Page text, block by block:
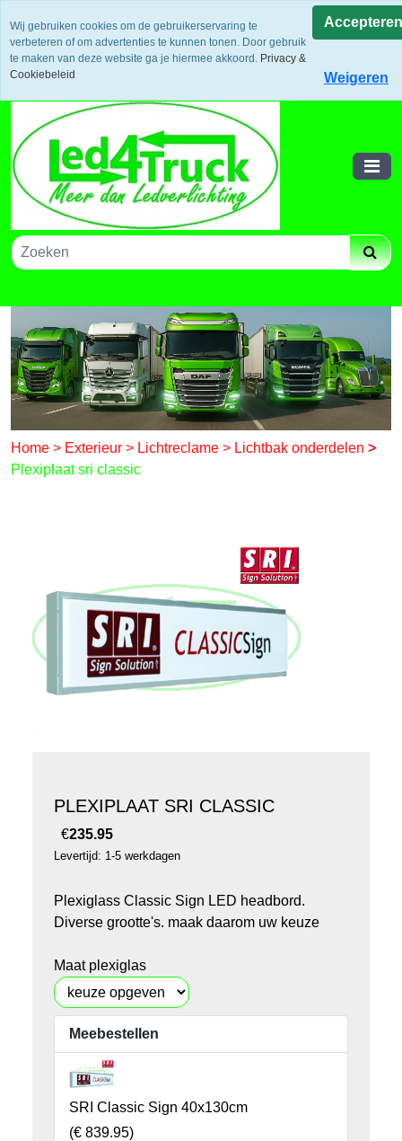
Uw voordeel: Gratis verzending vanaf €300,- in europa / 14
dagen bedenktijd en retouneren / Veilige betalingen /
Bestelling volgen via track and trace
Winkelwagen
Home > Exterieur > Lichtreclame > Lichtbak onderdelen >
Plexiplaat sri classic
PLEXIPLAAT SRI CLASSIC
€235.95
Levertijd: 1-5 werkdagen
Plexiglass Classic Sign LED headbord.
Diverse grootte's. maak daarom uw keuze
Maat plexiglas
Meebestellen
SRI Classic Sign 40x130cm
(€ 839.95)
Wij gebruiken cookies om de gebruikerservaring te
verbeteren of om advertenties te kunnen tonen. Door gebruik
te maken van deze website ga je hiermee akkoord. Privacy &
Cookiebeleid
Accepteren
Weigeren